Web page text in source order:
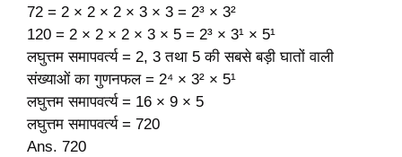
72 = 2 × 2 × 2 × 3 × 3 = 2³ × 3²
120 = 2 × 2 × 2 × 3 × 5 = 2³ × 3¹ × 5¹
लघुत्तम समापवर्त्य = 2, 3 तथा 5 की सबसे बड़ी घातों वाली
संख्याओं का गुणनफल = 2⁴ × 3² × 5¹
लघुत्तम समापवर्त्य = 16 × 9 × 5
लघुत्तम समापवर्त्य = 720
Ans. 720